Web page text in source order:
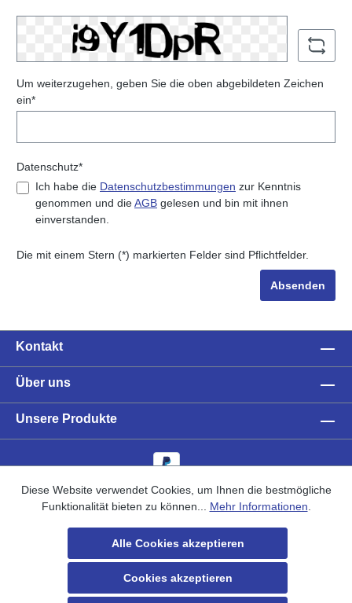
Um weiterzugehen, geben Sie die oben abgebildeten Zeichen
ein*
Datenschutz*
Ich habe die Datenschutzbestimmungen zur Kenntnis
genommen und dieAGB gelesen und bin mit ihnen
einverstanden.
Die mit einem Stern (*) markierten Felder sind Pflichtfelder.
Absenden
Kontakt
Über uns
Unsere Produkte
Versand & Zahlung Haftung
Datenschutz
Impressum
Cookie Einstellungen
* Alle Preise inkl. gesetzl. Mehrwertsteuer zzgl.Versandkosten
Diese Website verwendet Cookies, um Ihnen die bestmögliche
Funktionalität bieten zu können... Mehr Informationen
Alle Cookies akzeptieren
Cookies akzeptieren